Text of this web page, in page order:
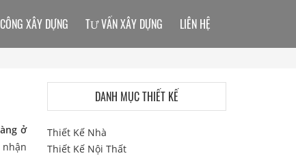
ở
XÂY DỰNG TƯ VẤN XÂY DỰNG LIÊN HỆ
DANH MỤC THIẾT KẾ
Thiết Kế Nhà
Thiết Kế Nội Thất